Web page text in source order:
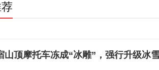
山顶摩托车冻成“冰雕”，强行升级冰